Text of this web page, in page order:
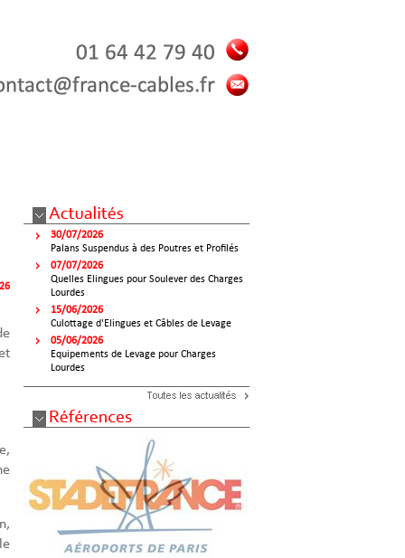
30/07/2026
Palans Suspendus à des Poutres et Profilés
07/07/2026
Quelles Elingues pour Soulever des Charges
Lourdes
15/06/2026
Culottage d'Elingues et Câbles de Levage
05/06/2026
Equipements de Levage pour Charges
Lourdes